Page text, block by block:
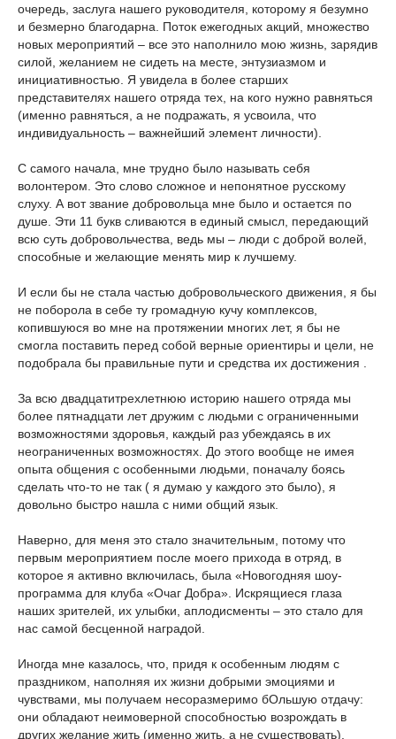
очередь, заслуга нашего руководителя, которому я безумно
и безмерно благодарна. Поток ежегодных акций, множество
новых мероприятий – все это наполнило мою жизнь, зарядив
силой, желанием не сидеть на месте, энтузиазмом и
инициативностью. Я увидела в более старших
представителях нашего отряда тех, на кого нужно равняться
(именно равняться, а не подражать, я усвоила, что
индивидуальность – важнейший элемент личности).
С самого начала, мне трудно было называть себя
волонтером. Это слово сложное и непонятное русскому
слуху. А вот звание добровольца мне было и остается по
душе. Эти 11 букв сливаются в единый смысл, передающий
всю суть добровольчества, ведь мы – люди с доброй волей,
способные и желающие менять мир к лучшему.
И если бы не стала частью добровольческого движения, я бы
не поборола в себе ту громадную кучу комплексов,
копившуюся во мне на протяжении многих лет, я бы не
смогла поставить перед собой верные ориентиры и цели, не
подобрала бы правильные пути и средства их достижения .
За всю двадцатитрехлетнюю историю нашего отряда мы
более пятнадцати лет дружим с людьми с ограниченными
возможностями здоровья, каждый раз убеждаясь в их
неограниченных возможностях. До этого вообще не имея
опыта общения с особенными людьми, поначалу боясь
сделать что-то не так ( я думаю у каждого это было), я
довольно быстро нашла с ними общий язык.
Наверно, для меня это стало значительным, потому что
первым мероприятием после моего прихода в отряд, в
которое я активно включилась, была «Новогодняя шоу-
программа для клуба «Очаг Добра». Искрящиеся глаза
наших зрителей, их улыбки, аплодисменты – это стало для
нас самой бесценной наградой.
Иногда мне казалось, что, придя к особенным людям с
праздником, наполняя их жизни добрыми эмоциями и
чувствами, мы получаем несоразмеримо бОльшую отдачу:
они обладают неимоверной способностью возрождать в
других желание жить (именно жить, а не существовать),